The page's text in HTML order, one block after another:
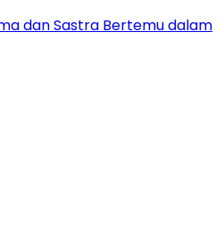
dan Sastra Bertemu dalam